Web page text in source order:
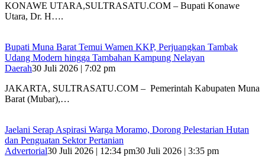
‎KONAWE UTARA,SULTRASATU.COM – Bupati Konawe
Utara, Dr. H….
‎Bupati Muna Barat Temui Wamen KKP, Perjuangkan Tambak
Udang Modern hingga Tambahan Kampung Nelayan
Daerah30 Juli 2026 | 7:02 pm
‎JAKARTA, SULTRASATU.COM – Pemerintah Kabupaten Muna
Barat (Mubar),…
Jaelani Serap Aspirasi Warga Moramo, Dorong Pelestarian Hutan
dan Penguatan Sektor Pertanian
Advertorial30 Juli 2026 | 12:34 pm30 Juli 2026 | 3:35 pm